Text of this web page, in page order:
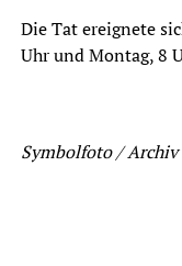
Die Tat ereignete
Uhr und Montag, 8
Symbolfoto / Archiv